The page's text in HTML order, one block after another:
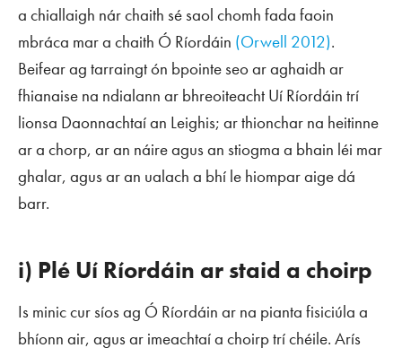
a chiallaigh nár chaith sé saol chomh fada faoin
mbráca mar a chaith Ó Ríordáin (Orwell 2012).
Beifear ag tarraingt ón bpointe seo ar aghaidh ar
fhianaise na ndialann ar bhreoiteacht Uí Ríordáin trí
lionsa Daonnachtaí an Leighis; ar thionchar na heitinne
ar a chorp, ar an náire agus an stiogma a bhain léi mar
ghalar, agus ar an ualach a bhí le hiompar aige dá
barr.
i) Plé Uí Ríordáin ar staid a choirp
Is minic cur síos ag Ó Ríordáin ar na pianta fisiciúla a
bhíonn air, agus ar imeachtaí a choirp trí chéile. Arís